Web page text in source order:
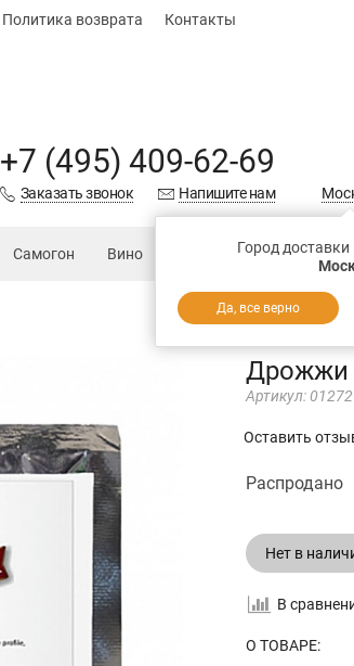
Политика возврата Контакты
+7 (495) 409-62-69
Заказать звонок Напишите нам
Город
Да, все верно
Самогон Вино Подарки
Дрожжи
Артикул:
Оставить
Распродано
Нет в
В
О ТОВАРЕ: